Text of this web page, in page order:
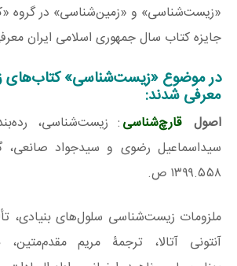
«زیست‌شناسی» و «زمین‌شناسی» در گروه
جایزه کتاب سال جمهوری اسلامی ایران
در موضوع «زیست‌شناسی» کتاب‌های
معرفی شدند:
اصول قارچ‌شناسی: زیست‌شناسی،
سیداسماعیل رضوی و سیدجواد صانعی،
۱۳۹۹.۵۵۸ ص.
ملزومات زیست‌شناسی سلول‌های بنیادی،
آنتونی آتالا، ترجمۀ مریم